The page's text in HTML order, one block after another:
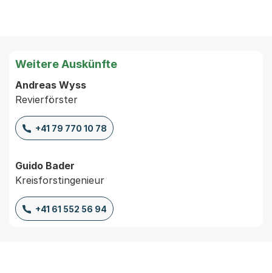
Weitere Auskünfte
Andreas Wyss
Revierförster
+41 79 770 10 78
Guido Bader
Kreisforstingenieur
+41 61 552 56 94